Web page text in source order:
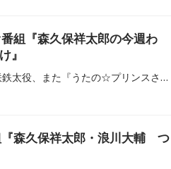
組『森久保祥太郎の今週わ
』
森久保祥太郎さんは、最近では『東京リベンジャーズ』稀咲鉄太役、また『うたの☆プリンスさまっ♪』寿嶺二役や『NARUTO -ナルト-』奈良シカマル役、『薄桜鬼』沖田総司役、『MAJOR』茂野吾郎役などを演じていることで知られ、ラジオの担当番組も多いほか、自身で作詞・作曲をこなすシンガーソングライターとしても活躍し、多くの分野で活躍中です。ラジコで聴ける現在の森久保さんのレギュラーラジオ番組をご紹介します。
『森久保祥太郎・浪川大輔 つ